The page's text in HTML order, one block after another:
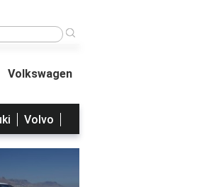
kim kazandı?
Volkswagen
Volvo